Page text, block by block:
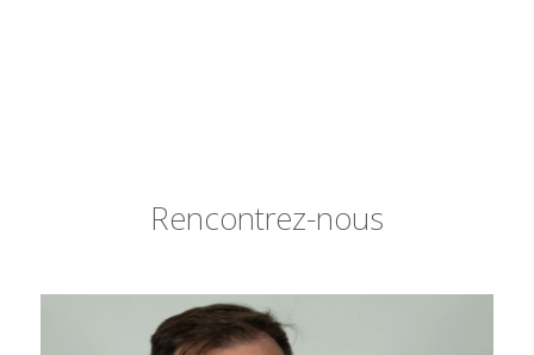
Rencontrez-nous